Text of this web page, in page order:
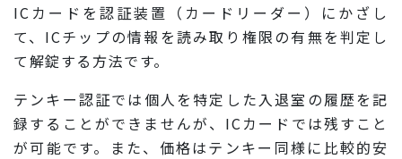
ICカードを認証装置（カードリーダー）にかざし
て、ICチップの情報を読み取り権限の有無を判定し
て解錠する方法です。
テンキー認証では個人を特定した入退室の履歴を記
録することができませんが、ICカードでは残すこと
が可能です。また、価格はテンキー同様に比較的安